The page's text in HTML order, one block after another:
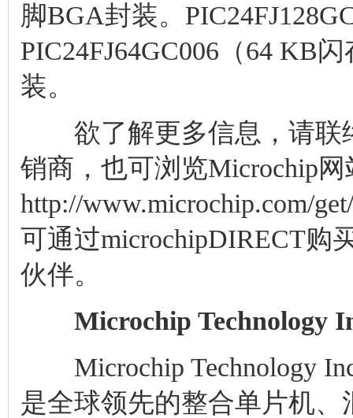
脚BGA封装。
PIC24FJ64GC006（64 KB
装。
欲了解更多信息，请联
销商，也可浏览Microchip网
http://www.microchip.com/
可通过microchipDIRECT购
伙伴。
Microchip Technology
Microchip Technology
是全球领先的整合单片机